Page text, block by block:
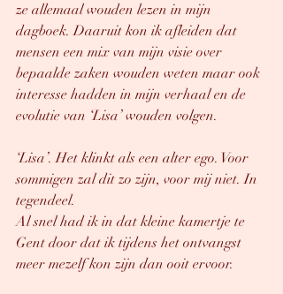
ze allemaal wouden lezen in mijn
dagboek. Daaruit kon ik afleiden dat
mensen een mix van mijn visie over
bepaalde zaken wouden weten maar ook
interesse hadden in mijn verhaal en de
evolutie van ‘Lisa’ wouden volgen.
‘Lisa’. Het klinkt als een alter ego. Voor
sommigen zal dit zo zijn, voor mij niet. In
tegendeel.
Al snel had ik in dat kleine kamertje te
Gent door dat ik tijdens het ontvangst
meer mezelf kon zijn dan ooit ervoor.